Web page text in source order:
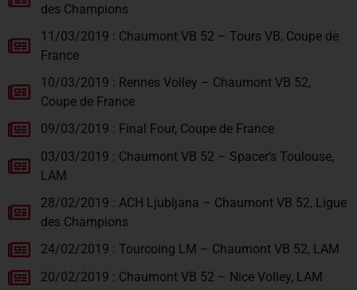
des Champions
11/03/2019 : Chaumont VB 52 – Tours VB, Coupe de
France
10/03/2019 : Rennes Volley – Chaumont VB 52,
Coupe de France
09/03/2019 : Final Four, Coupe de France
03/03/2019 : Chaumont VB 52 – Spacer’s Toulouse,
LAM
28/02/2019 : ACH Ljubljana – Chaumont VB 52, Ligue
des Champions
24/02/2019 : Tourcoing LM – Chaumont VB 52, LAM
20/02/2019 : Chaumont VB 52 – Nice Volley, LAM